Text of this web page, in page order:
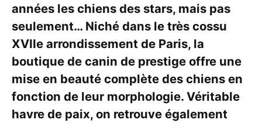
années les chiens des stars, mais pas
seulement… Niché dans le très cossu
XVIIe arrondissement de Paris, la
boutique de canin de prestige offre une
mise en beauté complète des chiens en
fonction de leur morphologie. Véritable
havre de paix, on retrouve également